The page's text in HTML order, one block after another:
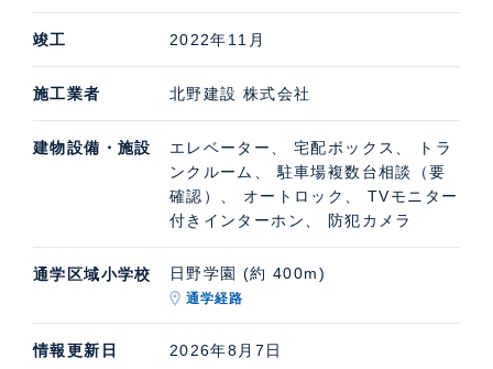
竣工 2022年11月
施工業者 北野建設 株式会社
建物設備・施設
エレベーター、 宅配ボックス、 トラ
ンクルーム、 駐車場複数台相談（要
確認）、 オートロック、 TVモニター
付きインターホン、 防犯カメラ
通学区域小学校 日野学園 (約 400m)
通学経路
情報更新日 2026年8月7日